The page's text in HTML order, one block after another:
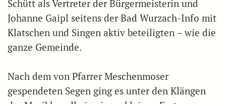
Schütt als Vertreter der Bürgermeisterin und
Johanne Gaipl seitens der Bad Wurzach-Info mit
Klatschen und Singen aktiv beteiligten – wie die
ganze Gemeinde.
Nach dem von Pfarrer Meschenmoser
gespendeten Segen ging es unter den Klängen